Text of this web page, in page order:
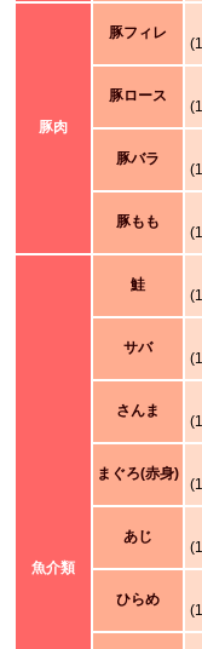
豚肉
豚フィレ
豚ロース
豚バラ
豚もも
魚介類
鮭
サバ
さんま
まぐろ(赤身)
あじ
ひらめ